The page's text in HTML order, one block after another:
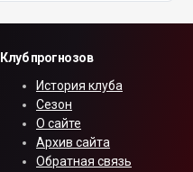
Клуб прогнозов
История клуба
Сезон
О сайте
Архив сайта
Обратная связь